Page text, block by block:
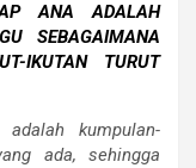
ANA ADALAH
SEBAGAIMANA
IKUTAN TURUT
kumpulan-
ada, sehingga